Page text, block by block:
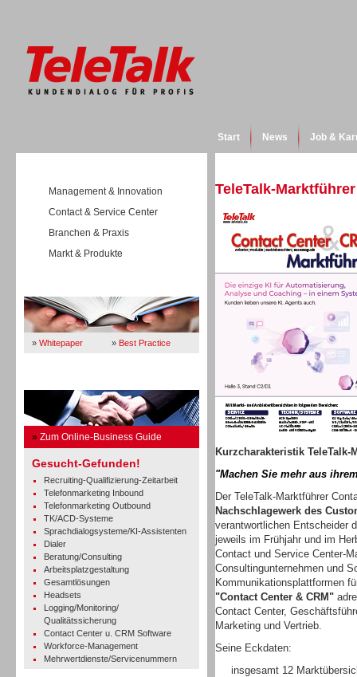
Start News Job &
Management & Innovation
Contact & Service Center
Branchen & Praxis
Markt & Produkte
» Whitepaper » Best Practice
» Zum Online-Business Guide
Gesucht-Gefunden!
Recruiting-Qualifizierung-Zeitarbeit
Telefonmarketing Inbound
Telefonmarketing Outbound
TK/ACD-Systeme
Sprachdialogsysteme/KI-Assistenten
Dialer
Beratung/Consulting
Arbeitsplatzgestaltung
Gesamtlösungen
Headsets
Logging/Monitoring/
Qualitätssicherung
Contact Center u. CRM Software
Workforce-Management
Mehrwertdienste/Servicenummern
TeleTalk-
Kurzcharakteristik TeleTalk-
"Machen Sie mehr aus
Der TeleTalk-Marktführer
Nachschlagewerk des
verantwortlichen Entscheider
jeweils im Frühjahr und im
Contact und Service Center-
Consultingunternehmen und
Kommunikationsplattformen
"Contact Center & CRM"
Contact Center,
Marketing und Vertrieb.
Seine Eckdaten:
insgesamt 12